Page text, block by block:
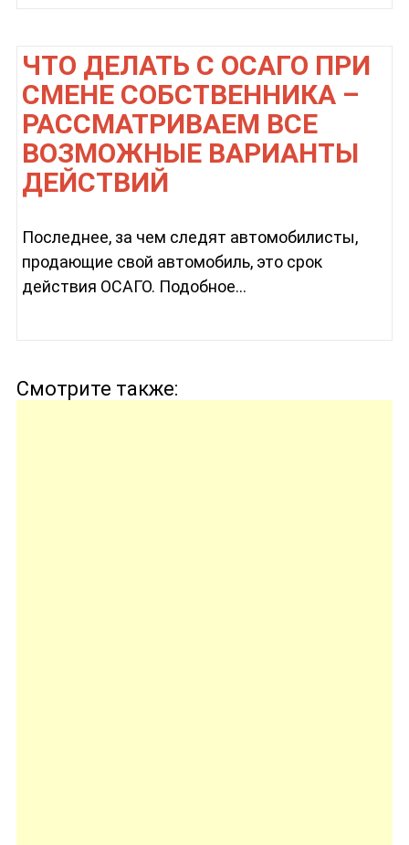
ЧТО ДЕЛАТЬ С ОСАГО ПРИ
СМЕНЕ СОБСТВЕННИКА –
РАССМАТРИВАЕМ ВСЕ
ВОЗМОЖНЫЕ ВАРИАНТЫ
ДЕЙСТВИЙ
Последнее, за чем следят автомобилисты,
продающие свой автомобиль, это срок
действия ОСАГО. Подобное...
Смотрите также: